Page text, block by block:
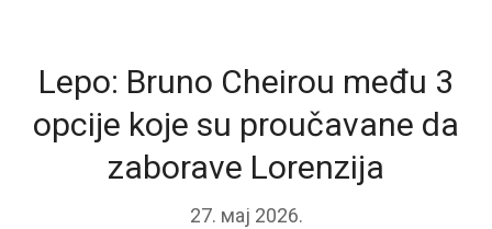
Lepo: Bruno Cheirou među 3
opcije koje su proučavane da
zaborave Lorenzija
27. мај 2026.